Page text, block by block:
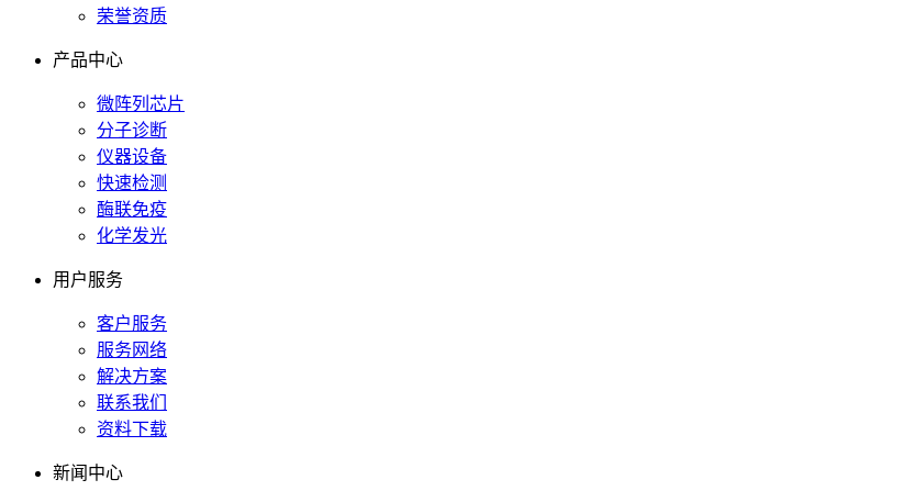
荣誉资质
产品中心
微阵列芯片
分子诊断
仪器设备
快速检测
酶联免疫
化学发光
用户服务
客户服务
服务网络
解决方案
联系我们
资料下载
新闻中心